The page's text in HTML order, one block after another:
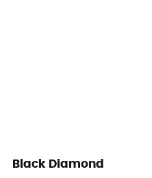
Black Diamond